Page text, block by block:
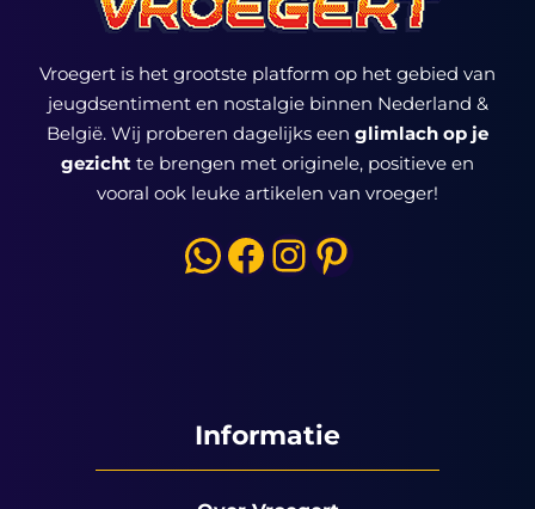
Vroegert is het grootste platform op het gebied van
jeugdsentiment en nostalgie binnen Nederland &
België. Wij proberen dagelijks een glimlach op je
gezicht te brengen met originele, positieve en
vooral ook leuke artikelen van vroeger!
WhatsApp
Facebook
Instagram
Pinterest
Informatie